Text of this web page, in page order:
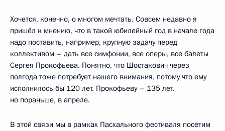
Хочется, конечно, о многом мечтать. Совсем недавно я
пришёл к мнению, что в такой юбилейный год в начале года
надо поставить, например, крупную задачу перед
коллективом – дать все симфонии, все оперы, все балеты
Сергея Прокофьева. Понятно, что Шостакович через
полгода тоже потребует нашего внимания, потому что ему
исполнилось бы 120 лет. Прокофьеву – 135 лет,
но пораньше, в апреле.
В этой связи мы в рамках Пасхального фестиваля посетим